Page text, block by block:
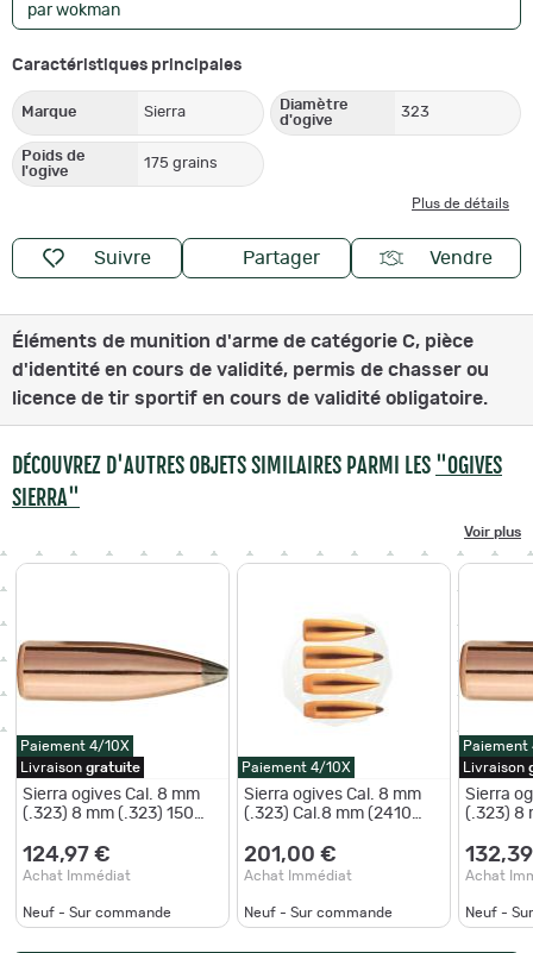
par wokman
Caractéristiques principales
Marque Sierra
Diamètre
d'ogive
323
Poids de
l'ogive
175 grains
Plus de détails
Suivre Partager Vendre
Éléments de munition d'arme de catégorie C, pièce
d'identité en cours de validité, permis de chasser ou
licence de tir sportif en cours de validité obligatoire.
DÉCOUVREZ D'AUTRES OBJETS SIMILAIRES PARMI LES "OGIVES
SIERRA"
Voir plus
Paiement 4/10X
Livraison gratuite
Sierra ogives Cal. 8 mm
(.323) 8 mm (.323) 150
124,97 €
Achat Immédiat
Neuf - Sur commande
Paiement 4/10X
Sierra ogives Cal. 8 mm
(.323) Cal.8 mm (2410
201,00 €
Achat Immédiat
Neuf - Sur commande
Paiement
Livraison
Sierra
(.323) 8
Achat
Neuf -